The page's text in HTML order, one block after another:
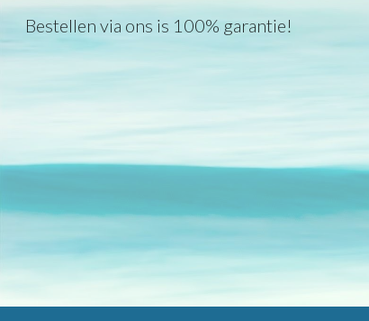
Bestellen via ons is 100% garantie!